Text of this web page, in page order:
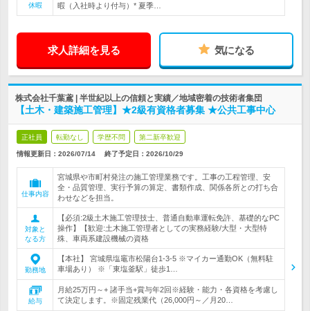
休暇
暇（入社時より付与）* 夏季…
求人詳細を見る 気になる
株式会社千葉鳶 | 半世紀以上の信頼と実績／地域密着の技術者集団
【土木・建築施工管理】★2級有資格者募集 ★公共工事中心
正社員 転勤なし 学歴不問 第二新卒歓迎
情報更新日：2026/07/14 終了予定日： 2026/10/29
仕事内容
宮城県や市町村発注の施工管理業務です。工事の工程管理、安
全・品質管理、実行予算の算定、書類作成、関係各所との打ち合
わせなどを担当。
対象と
なる方
【必須:2級土木施工管理技士、普通自動車運転免許、基礎的なPC
操作】【歓迎:土木施工管理者としての実務経験/大型・大型特
殊、車両系建設機械の資格
勤務地
【本社】 宮城県塩竈市松陽台1-3-5 ※マイカー通勤OK（無料駐
車場あり） ※「東塩釜駅」徒歩1…
給与
月給25万円～+ 諸手当+賞与年2回※経験・能力・各資格を考慮し
て決定します。※固定残業代（26,000円～／月20…